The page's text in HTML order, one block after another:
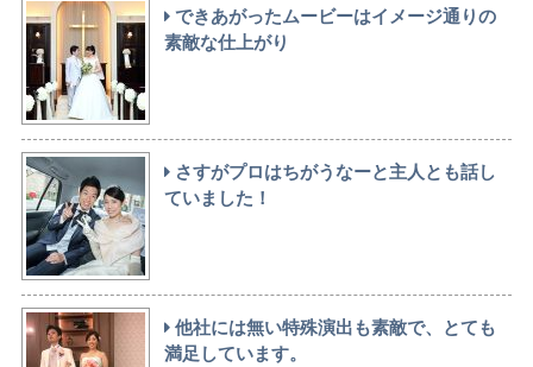
できあがったムービーはイメージ通りの
素敵な仕上がり
さすがプロはちがうなーと主人とも話し
ていました！
他社には無い特殊演出も素敵で、とても
満足しています。